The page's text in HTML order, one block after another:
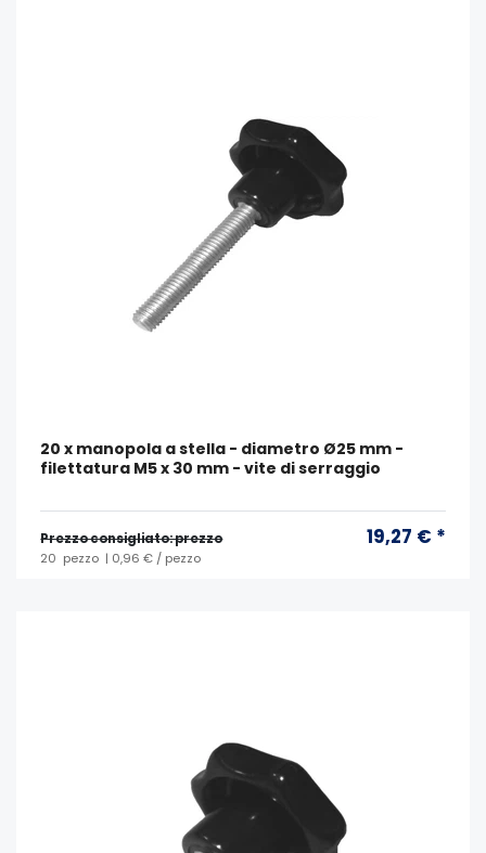
20 x manopola a stella - diametro Ø25 mm -
filettatura M5 x 30 mm - vite di serraggio
Prezzo consigliato: prezzo 19,27 € *
20 pezzo | 0,96 € / pezzo